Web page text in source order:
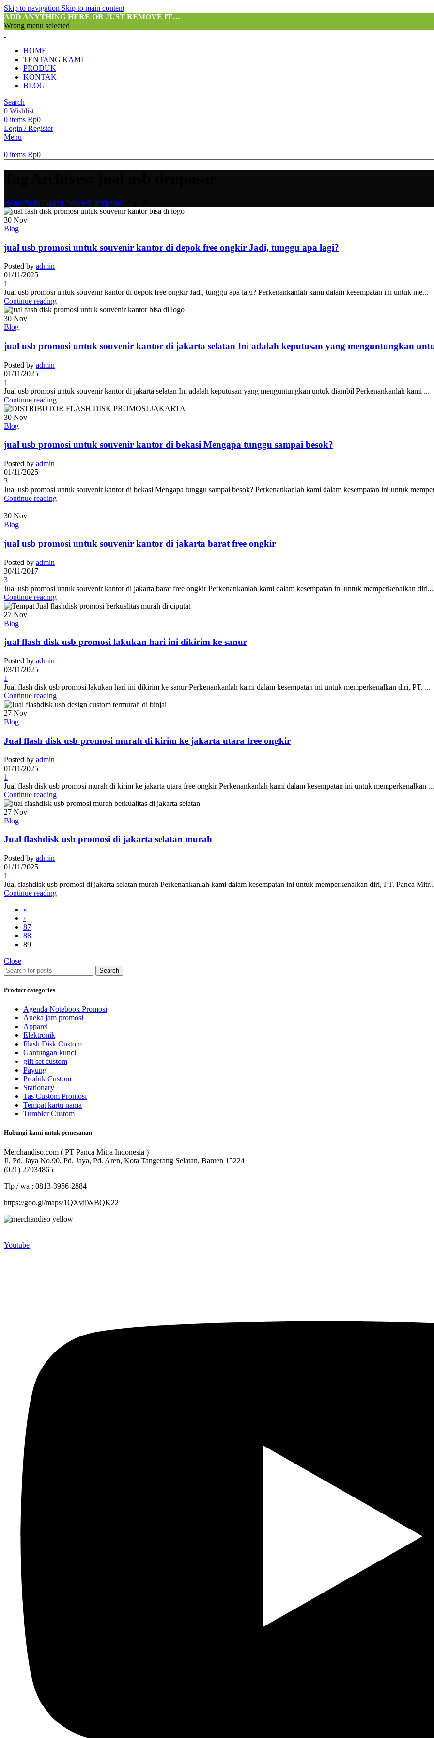
Skip to navigation Skip to main content
ADD ANYTHING HERE OR JUST REMOVE IT…
Wrong menu selected
HOME
TENTANG KAMI
PRODUK
KONTAK
BLOG
Search
0 Wishlist
0 items Rp0
Login / Register
Menu
0 items Rp0
HomePosts Tagged "jual usb denpasar"
30 Nov
Blog
jual usb promosi untuk souvenir kantor di depok free ongkir Jadi, tunggu apa lagi?
Posted by admin
01/11/2025
1
Jual usb promosi untuk souvenir kantor di depok free ongkir Jadi, tunggu apa lagi? Perkenankanlah kami dalam kesempatan ini untuk me...
Continue reading
30 Nov
Blog
jual usb promosi untuk souvenir kantor di jakarta selatan Ini adalah keputusan yang menguntungkan
Posted by admin
01/11/2025
1
Jual usb promosi untuk souvenir kantor di jakarta selatan Ini adalah keputusan yang menguntungkan untuk diambil Perkenankanlah kami ...
Continue reading
30 Nov
Blog
jual usb promosi untuk souvenir kantor di bekasi Mengapa tunggu sampai besok?
Posted by admin
01/11/2025
3
Jual usb promosi untuk souvenir kantor di bekasi Mengapa tunggu sampai besok? Perkenankanlah kami dalam kesempatan ini untuk
Continue reading
30 Nov
Blog
jual usb promosi untuk souvenir kantor di jakarta barat free ongkir
Posted by admin
30/11/2017
3
Jual usb promosi untuk souvenir kantor di jakarta barat free ongkir Perkenankanlah kami dalam kesempatan ini untuk memperkenalkan diri...
Continue reading
27 Nov
Blog
jual flash disk usb promosi lakukan hari ini dikirim ke sanur
Posted by admin
03/11/2025
1
Jual flash disk usb promosi lakukan hari ini dikirim ke sanur Perkenankanlah kami dalam kesempatan ini untuk memperkenalkan diri, PT. ...
Continue reading
27 Nov
Blog
Jual flash disk usb promosi murah di kirim ke jakarta utara free ongkir
Posted by admin
01/11/2025
1
Jual flash disk usb promosi murah di kirim ke jakarta utara free ongkir Perkenankanlah kami dalam kesempatan ini untuk memperkenalkan ...
Continue reading
27 Nov
Blog
Jual flashdisk usb promosi di jakarta selatan murah
Posted by admin
01/11/2025
1
Jual flashdisk usb promosi di jakarta selatan murah Perkenankanlah kami dalam kesempatan ini untuk memperkenalkan diri, PT. Panca
Continue reading
«
‹
87
88
89
Close
Search
Product categories
Agenda Notebook Promosi
Aneka jam promosi
Apparel
Elektronik
Flash Disk Custom
Gantungan kunci
gift set custom
Payung
Produk Custom
Stationary
Tas Custom Promosi
Tempat kartu nama
Tumbler Custom
Hubungi kami untuk pemesanan
Merchandiso.com ( PT Panca Mitra Indonesia )
Jl. Pd. Jaya No.90, Pd. Jaya, Pd. Aren, Kota Tangerang Selatan, Banten 15224
(021) 27934865
Tlp / wa ; 0813-3956-2884
https://goo.gl/maps/1QXviiWBQK22
Youtube